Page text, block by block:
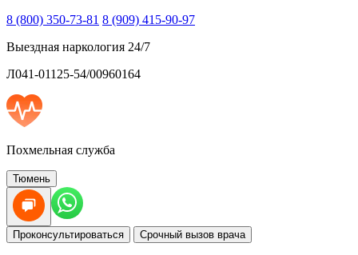
8 (800) 350-73-81 8 (909) 415-90-97
Выездная наркология 24/7
Л041-01125-54/00960164
Похмельная служба
Тюмень
Проконсультироваться Срочный вызов врача